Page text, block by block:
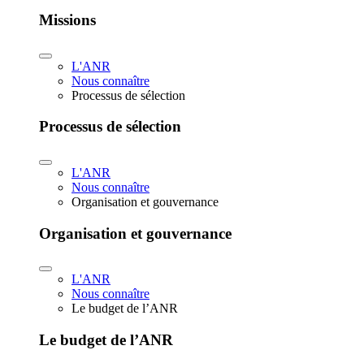
Missions
L'ANR
Nous connaître
Processus de sélection
Processus de sélection
L'ANR
Nous connaître
Organisation et gouvernance
Organisation et gouvernance
L'ANR
Nous connaître
Le budget de l’ANR
Le budget de l’ANR